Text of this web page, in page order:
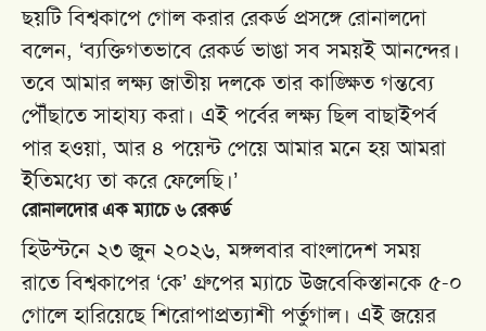
ছয়টি বিশ্বকাপে গোল করার রেকর্ড প্রসঙ্গে রোনালদো
বলেন, ‘ব্যক্তিগতভাবে রেকর্ড ভাঙা সব সময়ই আনন্দের।
তবে আমার লক্ষ্য জাতীয় দলকে তার কাঙ্ক্ষিত গন্তব্যে
পৌঁছাতে সাহায্য করা। এই পর্বের লক্ষ্য ছিল বাছাইপর্ব
পার হওয়া, আর ৪ পয়েন্ট পেয়ে আমার মনে হয় আমরা
ইতিমধ্যে তা করে ফেলেছি।’
রোনালদোর এক ম্যাচে ৬ রেকর্ড
হিউস্টনে ২৩ জুন ২০২৬, মঙ্গলবার বাংলাদেশ সময়
রাতে বিশ্বকাপের ‘কে’ গ্রুপের ম্যাচে উজবেকিস্তানকে ৫-০
গোলে হারিয়েছে শিরোপাপ্রত্যাশী পর্তুগাল। এই জয়ের